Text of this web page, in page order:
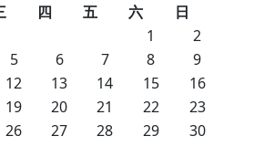
四 五 六
日
1
2
5 6 7 8
9
12 13 14 15
16
19 20 21 22
23
26 27 28 29
30